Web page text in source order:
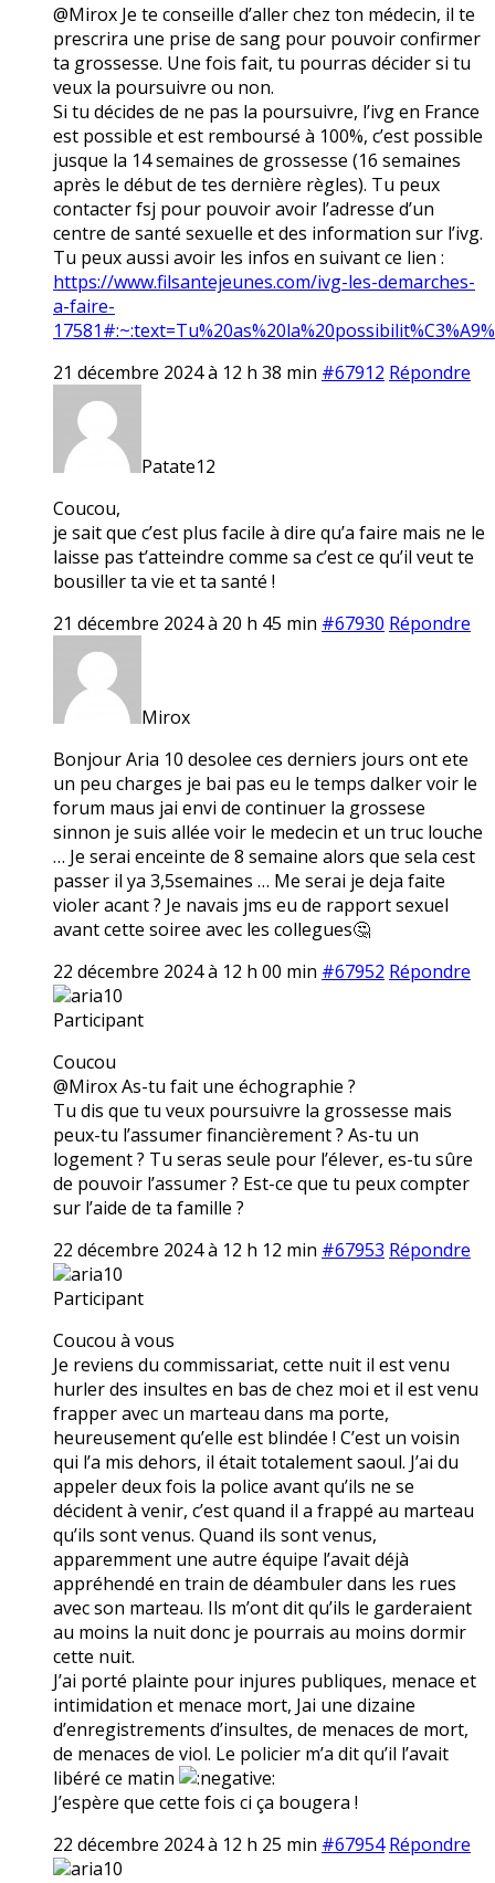
@Mirox Je te conseille d’aller chez ton médecin, il te
prescrira une prise de sang pour pouvoir confirmer
ta grossesse. Une fois fait, tu pourras décider si tu
veux la poursuivre ou non.
Si tu décides de ne pas la poursuivre, l’ivg en France
est possible et est remboursé à 100%, c’est possible
jusque la 14 semaines de grossesse (16 semaines
après le début de tes dernière règles). Tu peux
contacter fsj pour pouvoir avoir l’adresse d’un
centre de santé sexuelle et des information sur l’ivg.
Tu peux aussi avoir les infos en suivant ce lien :
https://www.filsantejeunes.com/ivg-les-demarches-
a-faire-
21 décembre 2024 à 12 h 38 min #67912 Répondre
Patate12
Coucou,
je sait que c’est plus facile à dire qu’a faire mais ne le
laisse pas t’atteindre comme sa c’est ce qu’il veut te
bousiller ta vie et ta santé !
21 décembre 2024 à 20 h 45 min #67930 Répondre
Mirox
Bonjour Aria 10 desolee ces derniers jours ont ete
un peu charges je bai pas eu le temps dalker voir le
forum maus jai envi de continuer la grossese
sinnon je suis allée voir le medecin et un truc louche
… Je serai enceinte de 8 semaine alors que sela cest
passer il ya 3,5semaines … Me serai je deja faite
violer acant ? Je navais jms eu de rapport sexuel
avant cette soiree avec les collegues🤔
22 décembre 2024 à 12 h 00 min #67952 Répondre
aria10
Participant
Coucou
@Mirox As-tu fait une échographie ?
Tu dis que tu veux poursuivre la grossesse mais
peux-tu l’assumer financièrement ? As-tu un
logement ? Tu seras seule pour l’élever, es-tu sûre
de pouvoir l’assumer ? Est-ce que tu peux compter
sur l’aide de ta famille ?
22 décembre 2024 à 12 h 12 min #67953 Répondre
aria10
Participant
Coucou à vous
Je reviens du commissariat, cette nuit il est venu
hurler des insultes en bas de chez moi et il est venu
frapper avec un marteau dans ma porte,
heureusement qu’elle est blindée ! C’est un voisin
qui l’a mis dehors, il était totalement saoul. J’ai du
appeler deux fois la police avant qu’ils ne se
décident à venir, c’est quand il a frappé au marteau
qu’ils sont venus. Quand ils sont venus,
apparemment une autre équipe l’avait déjà
appréhendé en train de déambuler dans les rues
avec son marteau. Ils m’ont dit qu’ils le garderaient
au moins la nuit donc je pourrais au moins dormir
cette nuit.
J’ai porté plainte pour injures publiques, menace et
intimidation et menace mort, Jai une dizaine
d’enregistrements d’insultes, de menaces de mort,
de menaces de viol. Le policier m’a dit qu’il l’avait
libéré ce matin
J’espère que cette fois ci ça bougera !
22 décembre 2024 à 12 h 25 min #67954 Répondre
aria10